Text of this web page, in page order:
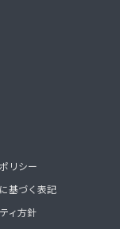
リシー
基づく表記
ィ方針